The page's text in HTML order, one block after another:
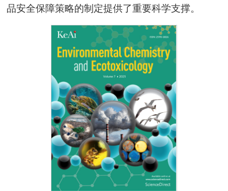
品安全保障策略的制定提供了重要科学支撑。